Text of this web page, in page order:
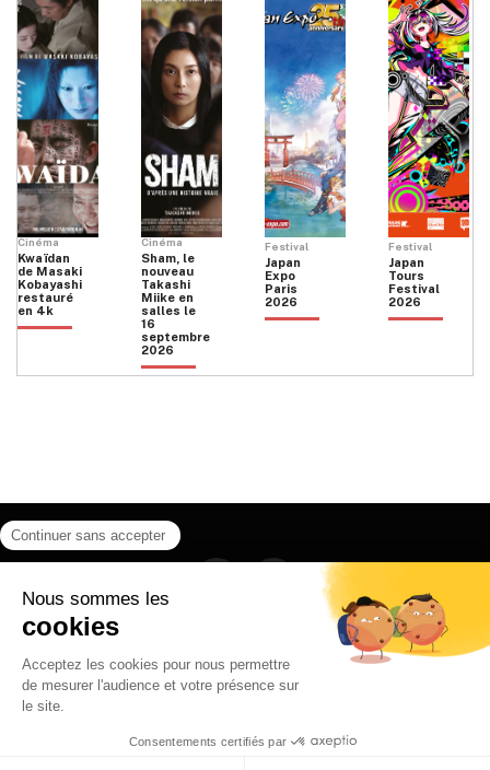
Cinéma
Kwaïdan
de Masaki
Kobayashi
restauré
en 4k
Cinéma
Sham, le
nouveau
Takashi
Miike en
salles le
16
septembre
2026
Festival
Japan
Expo
Paris
2026
Festival
Japan
Tours
Festival
2026
Instagram
CONTACT
POLITIQUE DE CONFIDENTIALITÉ
© 2026 Ilyfunet communication